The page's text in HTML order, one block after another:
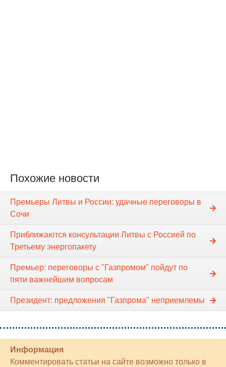
Похожие новости
Премьеры Литвы и России: удачные переговоры в
Сочи
Приближаются консультации Литвы с Россией по
Третьему энергопакету
Премьер: переговоры с "Газпромом" пойдут по
пяти важнейшим вопросам
Президент: предложения "Газпрома" неприемлемы
Информация
Комментировать статьи на сайте возможно только в